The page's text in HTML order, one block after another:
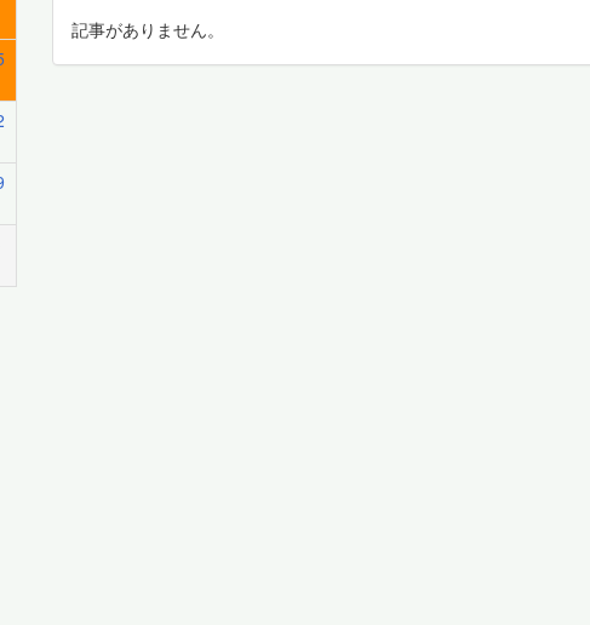
記事がありません。